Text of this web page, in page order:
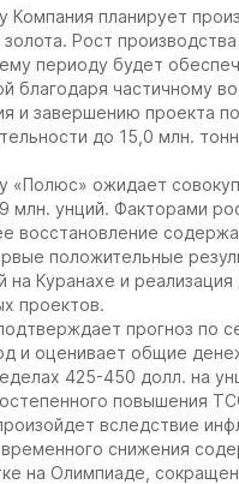
Компания планирует
Рост производства
периоду будет
благодаря частичному
и завершению проекта
до 15,0 млн.
«Полюс» ожидает
млн. унций. Факторами
восстановление
положительные
на Куранахе и реализация
проектов.
прогноз по
и оценивает общие
425-450 долл. на
повышения
вследствие
снижения
на Олимпиаде,